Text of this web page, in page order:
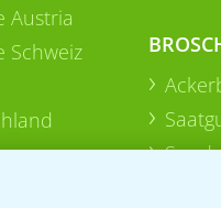
Austria
Schweiz